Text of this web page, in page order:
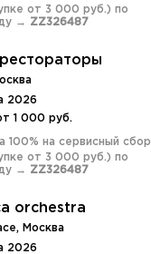
от 3 000 руб.) по
→ ZZ326487
2026
1 000 руб.
100% на сервисный сбор
от 3 000 руб.) по
→ ZZ326487
orchestra
Москва
2026